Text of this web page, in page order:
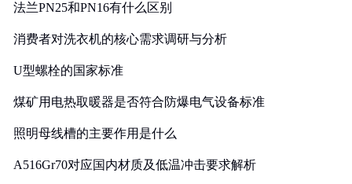
法兰PN25和PN16有什么区别
消费者对洗衣机的核心需求调研与分析
U型螺栓的国家标准
煤矿用电热取暖器是否符合防爆电气设备标准
照明母线槽的主要作用是什么
A516Gr70对应国内材质及低温冲击要求解析